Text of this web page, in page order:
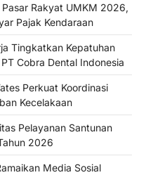
Rakyat UMKM 2026,
Pajak Kendaraan
Tingkatkan Kepatuhan
Cobra Dental Indonesia
Perkuat Koordinasi
Kecelakaan
Pelayanan Santunan
2026
Media Sosial